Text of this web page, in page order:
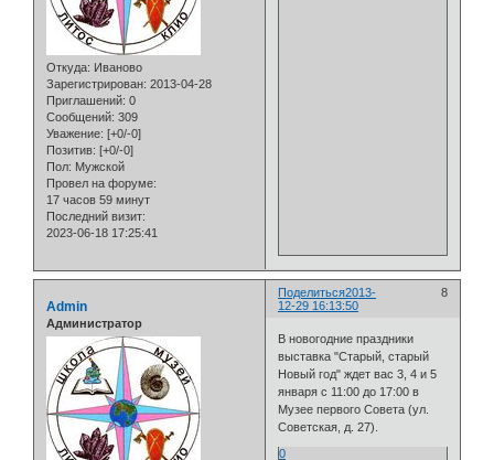
Откуда: Иваново
Зарегистрирован: 2013-04-28
Приглашений: 0
Сообщений: 309
Уважение: [+0/-0]
Позитив: [+0/-0]
Пол: Мужской
Провел на форуме:
17 часов 59 минут
Последний визит:
2023-06-18 17:25:41
Поделиться 8
2013-
12-29 16:13:50
Admin
Администратор
В новогодние праздники
выставка "Старый, старый
Новый год" ждет вас 3, 4 и 5
января с 11:00 до 17:00 в
Музее первого Совета (ул.
Советская, д. 27).
0